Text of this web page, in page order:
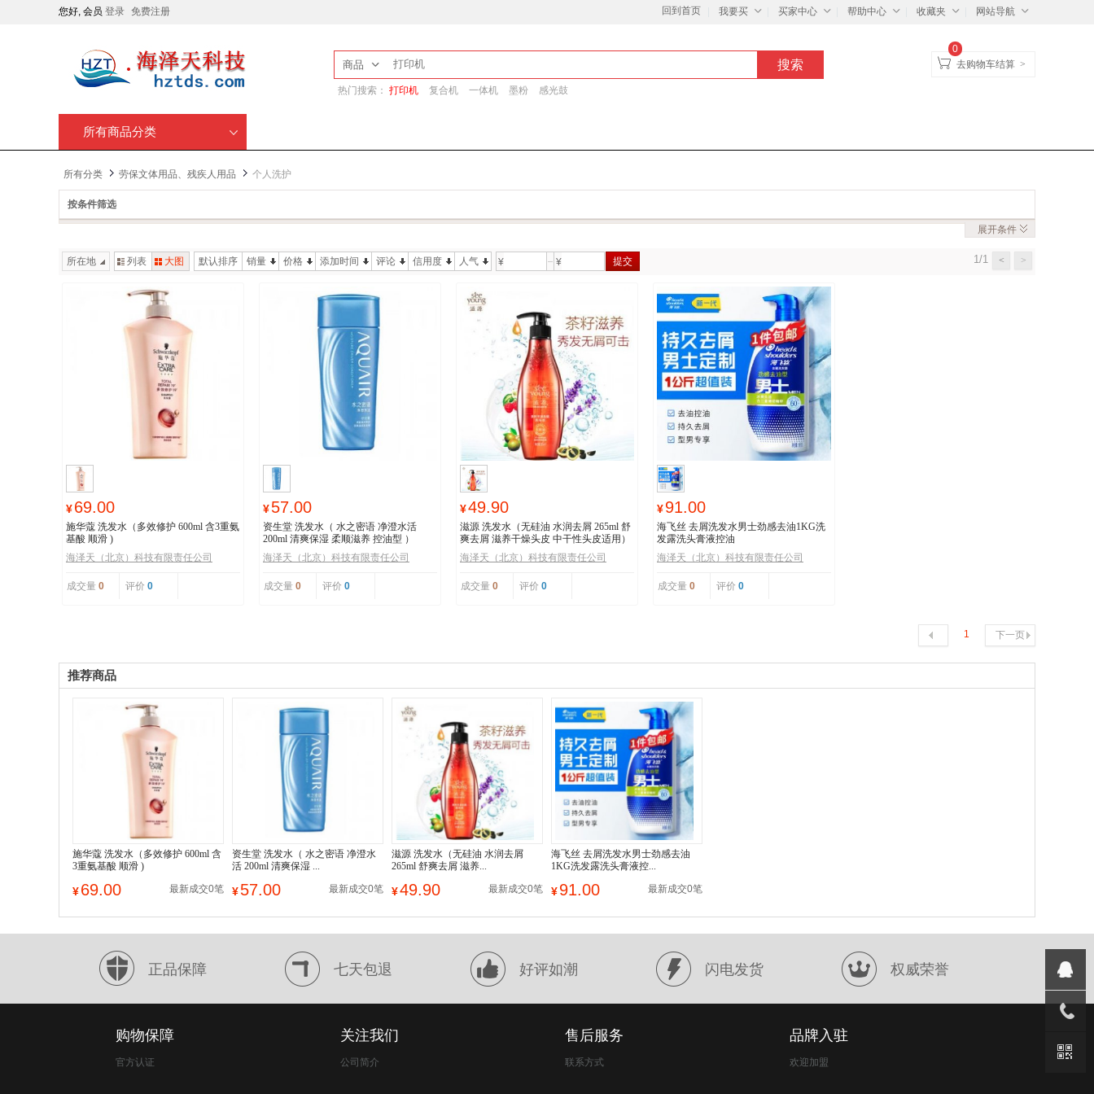
您好, 会员 登录 免费注册 回到首页 我要买 买家中心 帮助中心 收藏夹 网站导航
商品
热门搜索： 打印机 复合机 一体机 墨粉 感光鼓
去购物车结算 >
0
所有商品分类
所有分类 劳保文体用品、残疾人用品 个人洗护
按条件筛选
展开条件
所在地 列表 大图 默认排序 销量 价格 添加时间 评论 信用度 人气 ¥ ¥ 提交 1/1 < >
¥69.00
施华蔻 洗发水（多效修护 600ml 含3重氨
基酸 顺滑 )
海泽天（北京）科技有限责任公司
成交量 0 评价 0
¥57.00
资生堂 洗发水（ 水之密语 净澄水活
200ml 清爽保湿 柔顺滋养 控油型 ）
海泽天（北京）科技有限责任公司
成交量 0 评价 0
¥49.90
滋源 洗发水（无硅油 水润去屑 265ml 舒
爽去屑 滋养干燥头皮 中干性头皮适用）
海泽天（北京）科技有限责任公司
成交量 0 评价 0
¥91.00
海飞丝 去屑洗发水男士劲感去油1KG洗
发露洗头膏液控油
海泽天（北京）科技有限责任公司
成交量 0 评价 0
1 下一页
推荐商品
施华蔻 洗发水（多效修护 600ml 含
3重氨基酸 顺滑 )
¥69.00 最新成交0笔
资生堂 洗发水（ 水之密语 净澄水
活 200ml 清爽保湿 ...
¥57.00 最新成交0笔
滋源 洗发水（无硅油 水润去屑
265ml 舒爽去屑 滋养...
¥49.90 最新成交0笔
海飞丝 去屑洗发水男士劲感去油
1KG洗发露洗头膏液控...
¥91.00 最新成交0笔
正品保障 七天包退 好评如潮 闪电发货 权威荣誉
购物保障
官方认证
关注我们
公司简介
售后服务
联系方式
品牌入驻
欢迎加盟